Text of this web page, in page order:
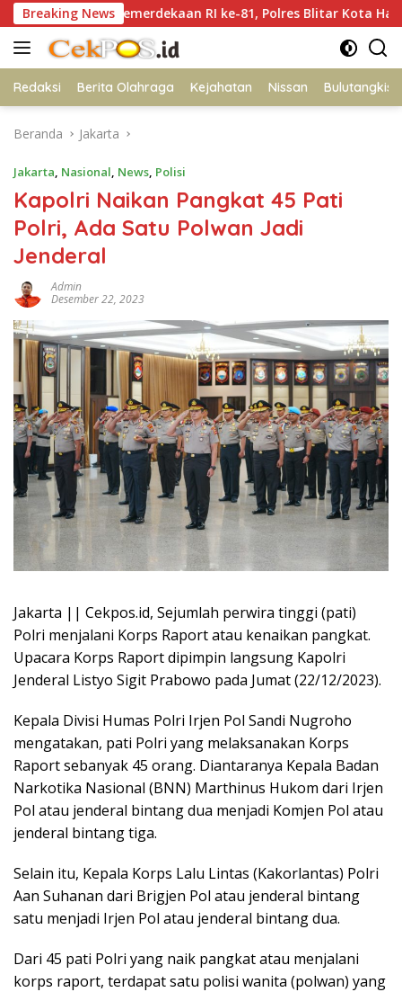
Langsung
ke
konten
Breaking News
Kemerdekaan RI ke-81, Polres Blitar Kota Hadirkan
Redaksi Berita Olahraga Kejahatan Nissan Bulutangkis
Beranda Jakarta
Jakarta, Nasional, News, Polisi
Kapolri Naikan Pangkat 45 Pati
Polri, Ada Satu Polwan Jadi
Jenderal
Admin
Desember 22, 2023
Jakarta || Cekpos.id, Sejumlah perwira tinggi (pati)
Polri menjalani Korps Raport atau kenaikan pangkat.
Upacara Korps Raport dipimpin langsung Kapolri
Jenderal Listyo Sigit Prabowo pada Jumat (22/12/2023).
Kepala Divisi Humas Polri Irjen Pol Sandi Nugroho
mengatakan, pati Polri yang melaksanakan Korps
Raport sebanyak 45 orang. Diantaranya Kepala Badan
Narkotika Nasional (BNN) Marthinus Hukom dari Irjen
Pol atau jenderal bintang dua menjadi Komjen Pol atau
jenderal bintang tiga.
Selain itu, Kepala Korps Lalu Lintas (Kakorlantas) Polri
Aan Suhanan dari Brigjen Pol atau jenderal bintang
satu menjadi Irjen Pol atau jenderal bintang dua.
Dari 45 pati Polri yang naik pangkat atau menjalani
korps raport, terdapat satu polisi wanita (polwan) yang